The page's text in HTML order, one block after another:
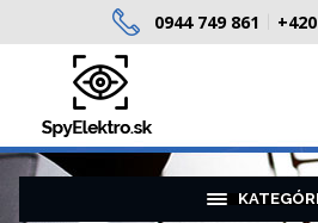
0944 749 861